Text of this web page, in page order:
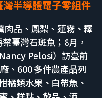
半導體電子零組件
肉品、鳳梨、蓮霧、釋
臺灣石斑魚；8月，
Pelosi）訪臺前
、600 多件農產品列
橘類水果、白帶魚、